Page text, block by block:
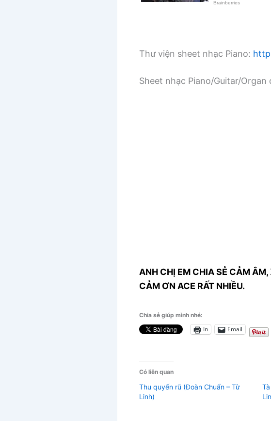
Thư viện sheet nhạc Piano:
Sheet nhạc Piano/Guitar/Organ
ANH CHỊ EM CHIA SẺ CẢM
CẢM ƠN ACE RẤT NHIỀU.
Chia sẻ giúp mình nhé:
In Email
Có liên quan
Thu quyến rũ (Đoàn Chuẩn – Từ
Linh)